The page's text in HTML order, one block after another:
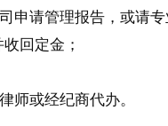
申请管理报告，或请
回定金；
师或经纪商代办。